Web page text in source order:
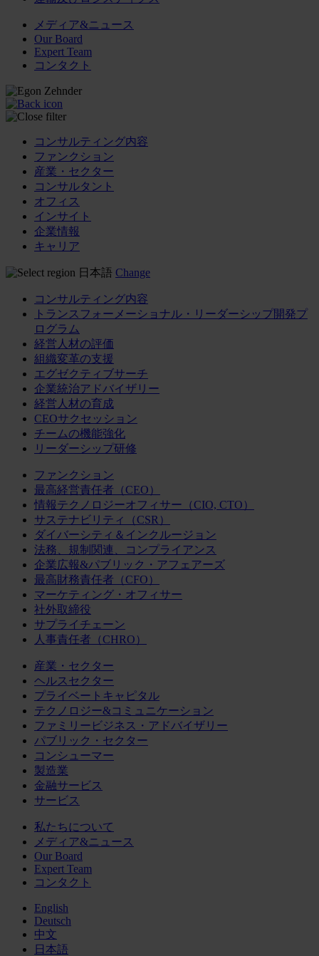
メディア&ニュース
Our Board
Expert Team
コンタクト
コンサルティング内容
ファンクション
産業・セクター
コンサルタント
オフィス
インサイト
企業情報
キャリア
日本語 Change
コンサルティング内容
トランスフォーメーショナル・リーダーシップ開発プ
ログラム
経営人材の評価
組織変革の支援
エグゼクティブサーチ
企業統治アドバイザリー
経営人材の育成
CEOサクセッション
チームの機能強化
リーダーシップ研修
ファンクション
最高経営責任者（CEO）
情報テクノロジーオフィサー（CIO, CTO）
サステナビリティ（CSR）
ダイバーシティ＆インクルージョン
法務、規制関連、コンプライアンス
企業広報&パブリック・アフェアーズ
最高財務責任者（CFO）
マーケティング・オフィサー
社外取締役
サプライチェーン
人事責任者（CHRO）
産業・セクター
ヘルスセクター
プライベートキャピタル
テクノロジー&コミュニケーション
ファミリービジネス・アドバイザリー
パブリック・セクター
コンシューマー
製造業
金融サービス
サービス
私たちについて
メディア&ニュース
Our Board
Expert Team
コンタクト
English
Deutsch
中文
日本語